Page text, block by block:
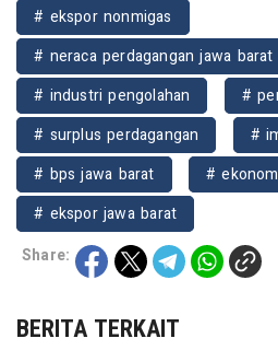
# ekspor nonmigas
# neraca perdagangan jawa barat
# industri pengolahan
#
# surplus perdagangan
#
# bps jawa barat
#
# ekspor jawa barat
Share:
BERITA TERKAIT